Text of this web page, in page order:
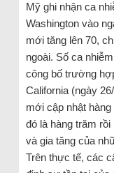
Mỹ ghi nhận ca
Washington vào
mới tăng lên 70,
ngoài. Số ca
công bố trường
California (ngày
mới cập nhật
đó là hàng trăm
và gia tăng của
Trên thực tế, các